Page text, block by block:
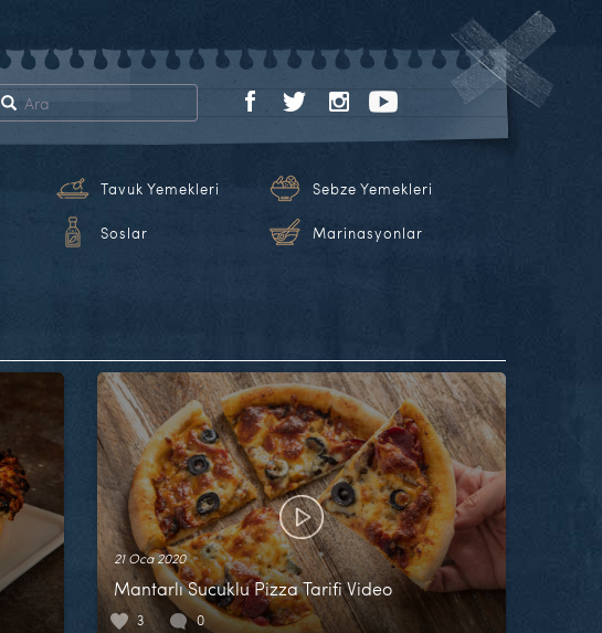
Tavuk Yemekleri Sebze Yemekleri
Soslar Marinasyonlar
21 Oca 2020
Mantarlı Sucuklu Pizza Tarifi Video
3 0